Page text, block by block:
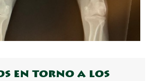
en torno a los